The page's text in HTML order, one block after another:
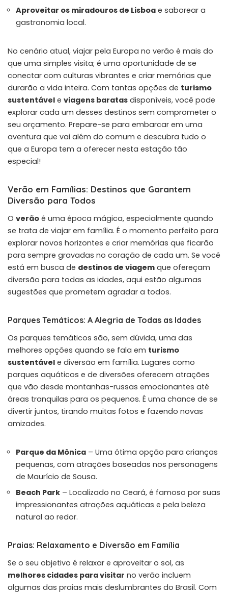
Aproveitar os miradouros de Lisboa e saborear a
gastronomia local.
No cenário atual, viajar pela Europa no verão é mais do
que uma simples visita; é uma oportunidade de se
conectar com culturas vibrantes e criar memórias que
durarão a vida inteira. Com tantas opções de turismo
sustentável e viagens baratas disponíveis, você pode
explorar cada um desses destinos sem comprometer o
seu orçamento. Prepare-se para embarcar em uma
aventura que vai além do comum e descubra tudo o
que a Europa tem a oferecer nesta estação tão
especial!
Verão em Famílias: Destinos que Garantem
Diversão para Todos
O verão é uma época mágica, especialmente quando
se trata de viajar em família. É o momento perfeito para
explorar novos horizontes e criar memórias que ficarão
para sempre gravadas no coração de cada um. Se você
está em busca de destinos de viagem que ofereçam
diversão para todas as idades, aqui estão algumas
sugestões que prometem agradar a todos.
Parques Temáticos: A Alegria de Todas as Idades
Os parques temáticos são, sem dúvida, uma das
melhores opções quando se fala em turismo
sustentável e diversão em família. Lugares como
parques aquáticos e de diversões oferecem atrações
que vão desde montanhas-russas emocionantes até
áreas tranquilas para os pequenos. É uma chance de se
divertir juntos, tirando muitas fotos e fazendo novas
amizades.
Parque da Mônica – Uma ótima opção para crianças
pequenas, com atrações baseadas nos personagens
de Maurício de Sousa.
Beach Park – Localizado no Ceará, é famoso por suas
impressionantes atrações aquáticas e pela beleza
natural ao redor.
Praias: Relaxamento e Diversão em Família
Se o seu objetivo é relaxar e aproveitar o sol, as
melhores cidades para visitar no verão incluem
algumas das praias mais deslumbrantes do Brasil. Com